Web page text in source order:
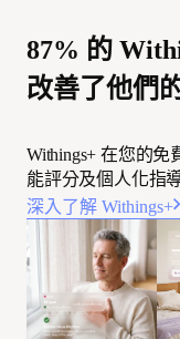
87% 的
改善了他們
Withings+ 在您的
能評分及個人化指
深入了解 Withings+